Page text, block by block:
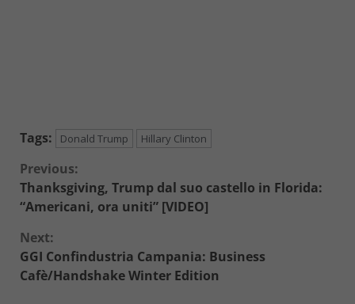
Tags: Donald Trump Hillary Clinton
Continue
Reading
Previous:
Thanksgiving, Trump dal suo castello in Florida:
“Americani, ora uniti” [VIDEO]
Next:
GGI Confindustria Campania: Business
Cafè/Handshake Winter Edition